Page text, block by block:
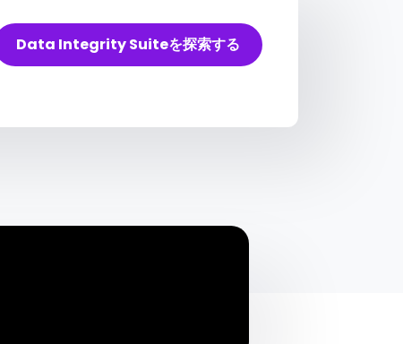
Data Integrity Suiteを探索する